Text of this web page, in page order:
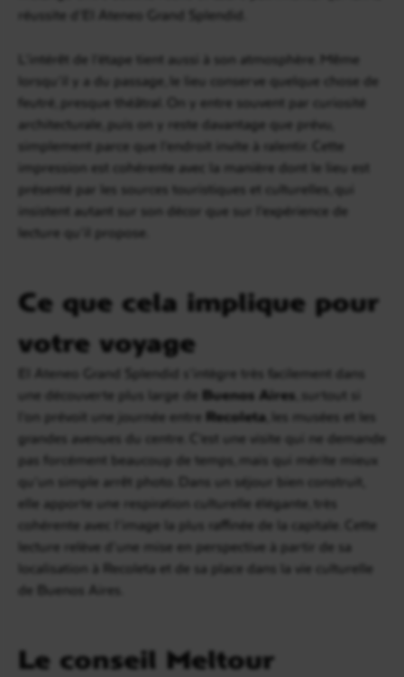
réussite d’El Ateneo Grand Splendid.
L’intérêt de l’étape tient aussi à son atmosphère. Même
lorsqu’il y a du passage, le lieu conserve quelque chose de
feutré, presque théâtral. On y entre souvent par curiosité
architecturale, puis on y reste davantage que prévu,
simplement parce que l’endroit invite à ralentir. Cette
impression est cohérente avec la manière dont le lieu est
présenté par les sources touristiques et culturelles, qui
insistent autant sur son décor que sur l’expérience de
lecture qu’il propose.
Ce que cela implique pour
votre voyage
El Ateneo Grand Splendid s’intègre très facilement dans
une découverte plus large de Buenos Aires
l’on prévoit une journée entre Recoleta , les musées et les
grandes avenues du centre. C’est une visite qui ne demande
pas forcément beaucoup de temps, mais qui mérite mieux
qu’un simple arrêt photo. Dans un séjour bien construit,
elle apporte une respiration culturelle élégante, très
cohérente avec l’image la plus raffinée de la capitale. Cette
lecture relève d’une mise en perspective à partir de sa
localisation à Recoleta et de sa place dans la vie culturelle
de Buenos Aires.
Le conseil Meltour